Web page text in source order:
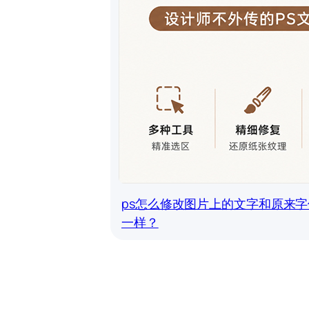
ps怎么修改图片上的文字和原来
一样？